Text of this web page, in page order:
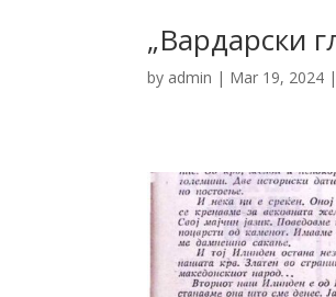
„Вардарски
by admin | Mar 19, 2024 |